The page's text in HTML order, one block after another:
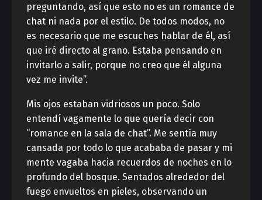
preguntando, así que esto no es un romance de
chat ni nada por el estilo. De todos modos, no
es necesario que me escuches hablar de él, así
que iré directo al grano. Estaba pensando en
invitarlo a salir, porque no creo que él alguna
vez me invite”.
Mis ojos estaban vidriosos un poco. Solo
entendí vagamente lo que quería decir con
“romance en la sala de chat”. Me sentía muy
cansada por todo lo que acababa de pasar y mi
mente vagaba hacia recuerdos de noches en lo
profundo del bosque. Sentados alrededor del
fuego envueltos en pieles, observando un